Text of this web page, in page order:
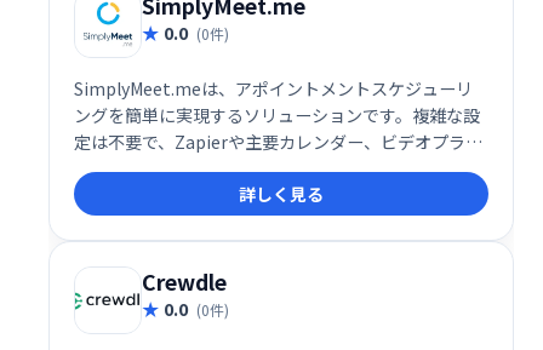
0.0 (0件)
SimplyMeet.meは、アポイントメントスケジューリ
ングを簡単に実現するソリューションです。複雑な設
定は不要で、Zapierや主要カレンダー、ビデオプラッ
トフォームとの統合も可能です。スムーズな予約管理
で、お客様と効率的なミーティングを実現します。業
務効率化に繋がるシンプルで使いやすいシステムで
す。
詳しく見る
Crewdle
0.0 (0件)